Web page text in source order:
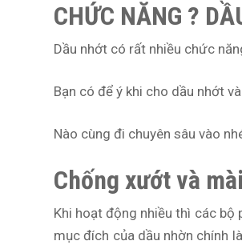
CHỨC NĂNG ?
Dầu nhớt có rất nhiều chức
Bạn có để ý khi cho dầu nhớt
Nào cùng đi chuyên sâu vào
Chống xướt và
Khi hoạt động nhiều thì các bộ
mục đích của dầu nhờn chính